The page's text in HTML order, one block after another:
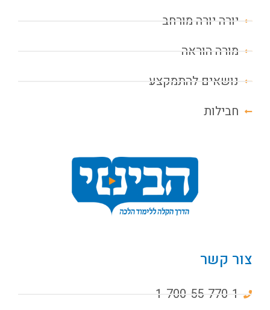
יורה יורה מורחב
מורה הוראה
נושאים להתמקצע
חבילות
צור קשר
1-700-55-770-1